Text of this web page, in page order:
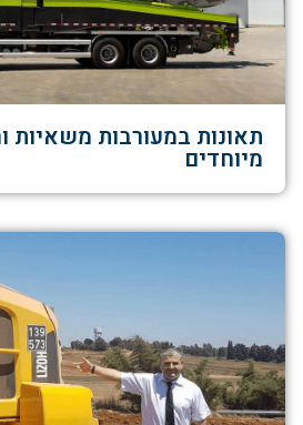
תאונות במעורבות משאיות
מיוחדים